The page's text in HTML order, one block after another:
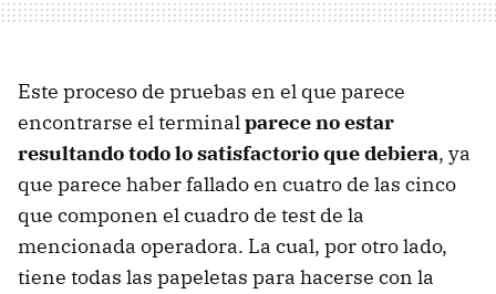
Este proceso de pruebas en el que parece
encontrarse el terminalparece no estar
resultando todo lo satisfactorio que debiera, ya
que parece haber fallado en cuatro de las cinco
que componen el cuadro de test de la
mencionada operadora. La cual, por otro lado,
tiene todas las papeletas para hacerse con la